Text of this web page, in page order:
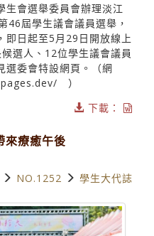
生會選舉委員會辦理淡江
46屆學生議會議員選舉，
即日起至5月29日開放線上
選人、12位學生議會議員
選委會特設網頁。（網
）
下載：
來療癒午後
NO.1252 學生大代誌